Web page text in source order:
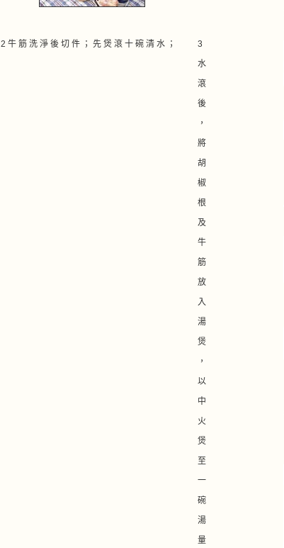
2 牛 筋 洗 淨 後 切 件 ； 先 煲 滾 十 碗 清 水 ；
3
水
滾
後
，
將
胡
椒
根
及
牛
筋
放
入
湯
煲
，
以
中
火
煲
至
一
碗
湯
量